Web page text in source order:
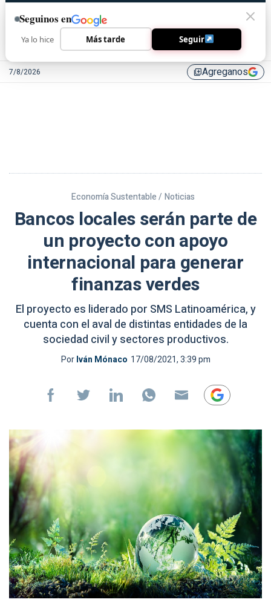
7/8/2026 library_addAgreganos
Economía Sustentable / Noticias
Bancos locales serán parte de
un proyecto con apoyo
internacional para generar
finanzas verdes
El proyecto es liderado por SMS Latinoamérica, y
cuenta con el aval de distintas entidades de la
sociedad civil y sectores productivos.
PorIván Mónaco 17/08/2021, 3:39 pm
Seguinos en
Ya lo hice Más tarde Seguir